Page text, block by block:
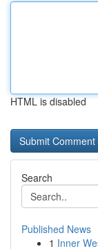
HTML is disabled
Search
Published News
1 Inner